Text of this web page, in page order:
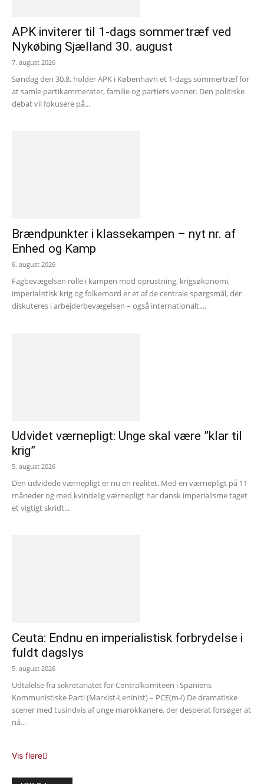
APK inviterer til 1-dags sommertræf ved
Nykøbing Sjælland 30. august
7. august 2026
Søndag den 30.8. holder APK i København et 1-dags sommertræf for
at samle partikammerater, familie og partiets venner. Den politiske
debat vil fokusere på...
Brændpunkter i klassekampen – nyt nr. af
Enhed og Kamp
6. august 2026
Fagbevægelsen rolle i kampen mod oprustning, krigsøkonomi,
imperialistisk krig og folkemord er et af de centrale spørgsmål, der
diskuteres i arbejderbevægelsen – også internationalt....
Udvidet værnepligt: Unge skal være ”klar til
krig”
5. august 2026
Den udvidede værnepligt er nu en realitet. Med en værnepligt på 11
måneder og med kvindelig værnepligt har dansk imperialisme taget
et vigtigt skridt...
Ceuta: Endnu en imperialistisk forbrydelse i
fuldt dagslys
5. august 2026
Udtalelse fra sekretariatet for Centralkomiteen i Spaniens
Kommunistiske Parti (Marxist-Leninist) – PCE(m-l) De dramatiske
scener med tusindvis af unge marokkanere, der desperat forsøger at
nå...
Vis flere